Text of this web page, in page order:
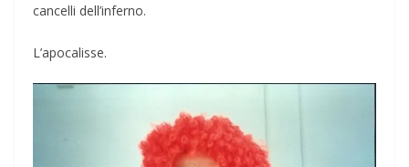
cancelli dell’inferno.
L’apocalisse.